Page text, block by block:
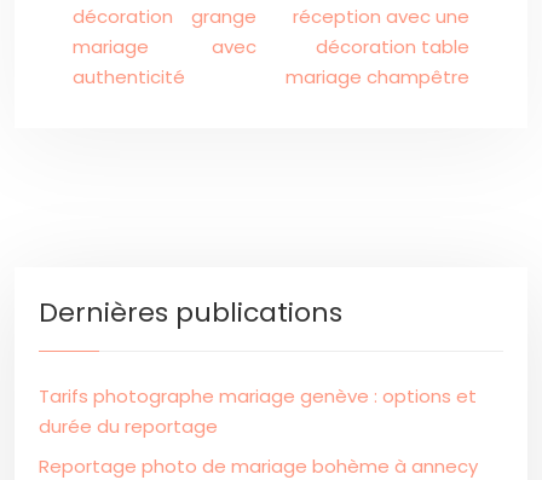
décoration grange
mariage avec
authenticité
réception avec une
décoration table
mariage champêtre
Dernières publications
Tarifs photographe mariage genève : options et
durée du reportage
Reportage photo de mariage bohème à annecy